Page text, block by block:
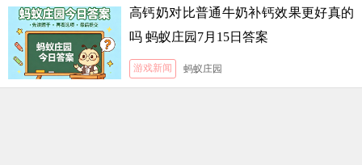
高钙奶对比普通牛奶补钙效果更好真的
吗 蚂蚁庄园7月15日答案
游戏新闻 蚂蚁庄园